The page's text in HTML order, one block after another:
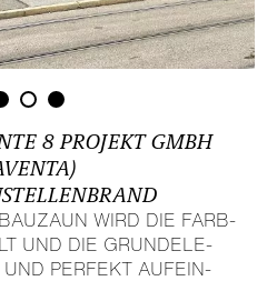
8 PROJEKT GMBH
WIRD DIE FARB­
UND DIE GRUND­ELE­
UND PERFEKT AUFEIN­